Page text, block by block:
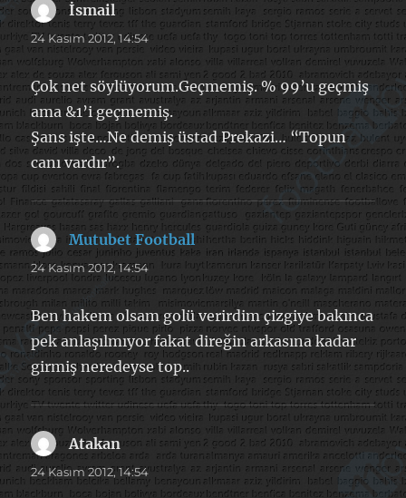
İsmaildedi
ki:
24 Kasım 2012, 14:54
Çok net söylüyorum.Geçmemiş. % 99’u geçmiş
ama &1’i geçmemiş.
Şans işte…Ne demiş üstad Prekazi… “Topun
canı vardır”.
Mutubet Football dedi
ki:
24 Kasım 2012, 14:54
Ben hakem olsam golü verirdim çizgiye bakınca
pek anlaşılmıyor fakat direğin arkasına kadar
girmiş neredeyse top..
Atakandedi
ki:
24 Kasım 2012, 14:54